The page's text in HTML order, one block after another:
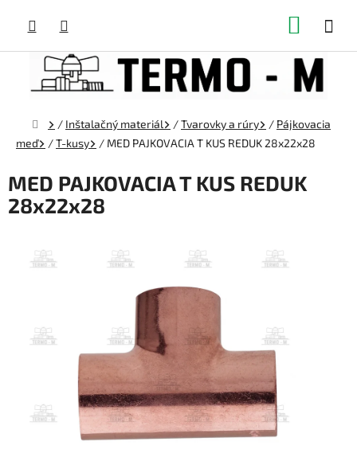
obsah
Domov
/ Inštalačný materiál /Tvarovky a rúry / Pájkovacia
meď
/T-kusy / MED PAJKOVACIA T KUS REDUK 28x22x28
MED PAJKOVACIA T KUS REDUK
28x22x28